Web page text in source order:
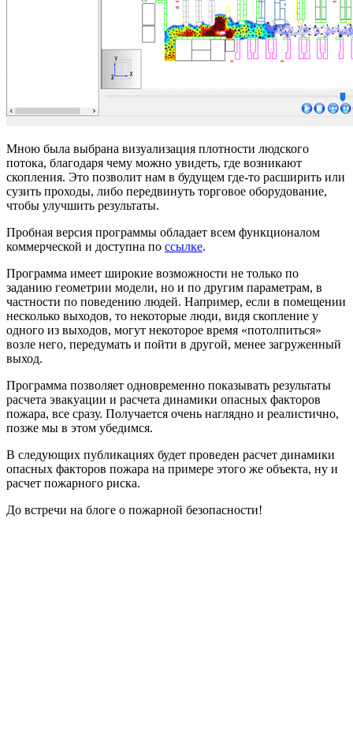
Мною была выбрана визуализация плотности людского
потока, благодаря чему можно увидеть, где возникают
скопления. Это позволит нам в будущем где-то расширить или
сузить проходы, либо передвинуть торговое оборудование,
чтобы улучшить результаты.
Пробная версия программы обладает всем функционалом
коммерческой и доступна по ссылке.
Программа имеет широкие возможности не только по
заданию геометрии модели, но и по другим параметрам, в
частности по поведению людей. Например, если в помещении
несколько выходов, то некоторые люди, видя скопление у
одного из выходов, могут некоторое время «потолпиться»
возле него, передумать и пойти в другой, менее загруженный
выход.
Программа позволяет одновременно показывать результаты
расчета эвакуации и расчета динамики опасных факторов
пожара, все сразу. Получается очень наглядно и реалистично,
позже мы в этом убедимся.
В следующих публикациях будет проведен расчет динамики
опасных факторов пожара на примере этого же объекта, ну и
расчет пожарного риска.
До встречи на блоге о пожарной безопасности!